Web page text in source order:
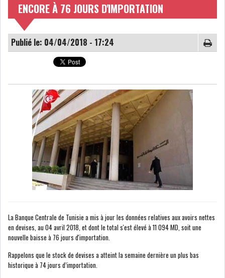
COMPTES PROVISOIRES DIVIDENDES
EMPRUNTS
OBLIGATAIRES
FUSIONS &
TITRES
NOMINATIONS NOTATION
PRIVATISATION & OPV RAPPORTS DE GESTION
INDICATEURS
INTERMÉDIAIRES
DIVERS
SONDAGES
COMMUNIQUÉS DE
ENCORE À 76 JOURS D'IMPORTATION
Publié le: 04/04/2018 - 17:24
La Banque Centrale de Tunisie a mis à jour les données relatives aux avoirs nettes
en devises, au 04 avril 2018, et dont le total s'est élevé à 11 094 MD, soit une
nouvelle baisse à 76 jours d'importation.
Rappelons que le stock de devises a atteint la semaine dernière un plus bas
historique à 74 jours d’importation.